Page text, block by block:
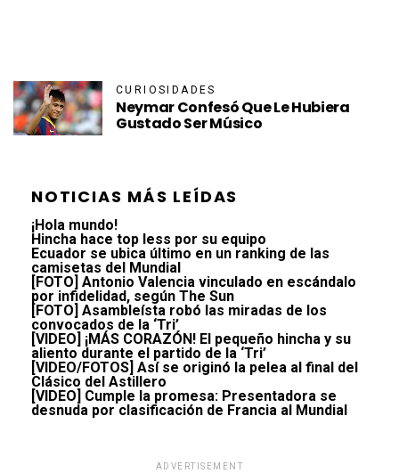
CURIOSIDADES
Neymar Confesó Que Le Hubiera
Gustado Ser Músico
NOTICIAS MÁS LEÍDAS
¡Hola mundo!
Hincha hace top less por su equipo
Ecuador se ubica último en un ranking de las
camisetas del Mundial
[FOTO] Antonio Valencia vinculado en escándalo
por infidelidad, según The Sun
[FOTO] Asambleísta robó las miradas de los
convocados de la ‘Tri’
[VIDEO] ¡MÁS CORAZÓN! El pequeño hincha y su
aliento durante el partido de la ‘Tri’
[VIDEO/FOTOS] Así se originó la pelea al final del
Clásico del Astillero
[VIDEO] Cumple la promesa: Presentadora se
desnuda por clasificación de Francia al Mundial
ADVERTISEMENT